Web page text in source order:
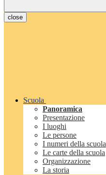
close
Scuola
Panoramica
Presentazione
I luoghi
Le persone
I numeri della scuola
Le carte della scuola
Organizzazione
La storia